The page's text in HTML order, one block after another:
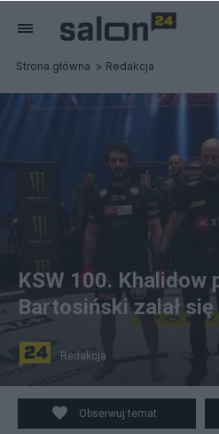
Strona główna Redakcja
KSW 100. Khalidow
Bartosiński zalał się
Redakcja
Obserwuj temat